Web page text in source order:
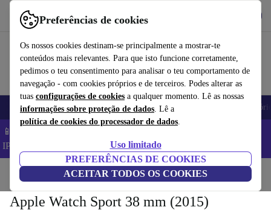
Preferências de cookies
Os nossos cookies destinam-se principalmente a mostrar-te
conteúdos mais relevantes. Para que isto funcione corretamente,
pedimos o teu consentimento para analisar o teu comportamento de
navegação - com cookies próprios e de terceiros. Podes alterar as
tuas configurações de cookies a qualquer momento. Lê as nossas
informações sobre proteção de dados. Lê a
política de cookies do processador de dados.
Uso limitado
PREFERÊNCIAS DE COOKIES
ACEITAR TODOS OS COOKIES
Use o refurbed de forma rápida e fácil
Telemóveis Computadores Portáteis Tablets
📱 Poupa 5% EXTRA em todos os iPhones – Código:
IPHONEDEAL –
Início Smartwatches Relógios da Apple
Apple Watch Sport 38 mm (2015)